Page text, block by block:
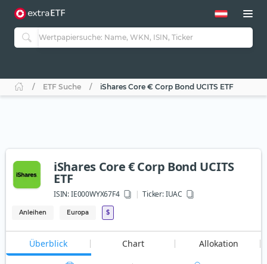
ETF Suche iShares Core € Corp Bond UCITS ETF
iShares Core € Corp Bond UCITS
ETF
ISIN:IE000WYX67F4 Ticker:IUAC
Anleihen Europa $
Überblick Chart Allokation